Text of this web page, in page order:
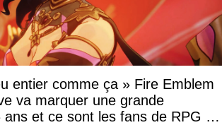
entier comme ça » Fire Emblem
va marquer une grande
et ce sont les fans de RPG en